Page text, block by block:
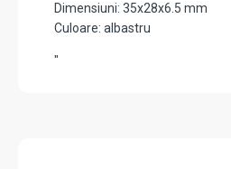
Dimensiuni: 35x28x6.5 mm
Culoare: albastru
"